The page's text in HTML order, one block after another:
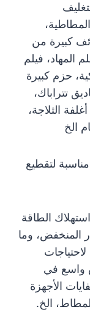
كبيرة من
المهاد، فيلم
حزم كبيرة
تتراباك،
الثلاجة،
الخ
مناسبة لتقطيع
الطاقة
المنخفض، وما
واسع في
الأجهزة
الخ.